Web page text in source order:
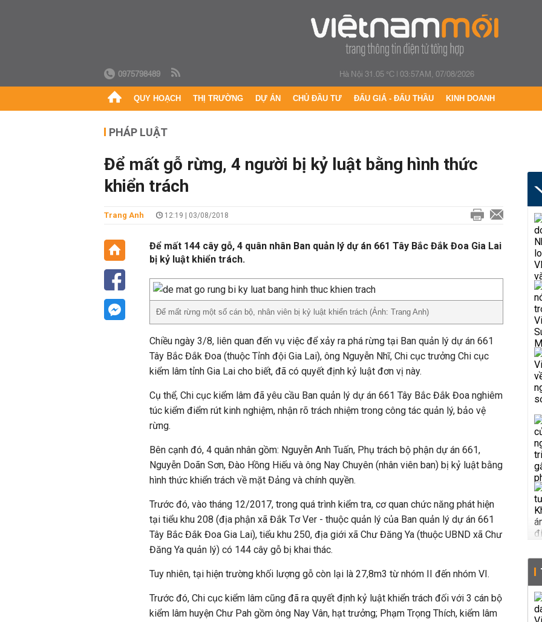
0975798489 Hà Nội 31.05 °C|03:57AM, 07/08/2026
QUY HOẠCH THỊ TRƯỜNG DỰ ÁN CHỦ ĐẦU TƯ ĐẤU GIÁ - ĐẤU THẦU KINH DOANH
PHÁP LUẬT
Để mất gỗ rừng, 4 người bị kỷ luật bằng hình thức
khiển trách
Trang Anh 12:19 | 03/08/2018
Để mất 144 cây gỗ, 4 quân nhân Ban quản lý dự án 661 Tây Bắc Đắk Đoa Gia Lai
bị kỷ luật khiển trách.
Để mất rừng một số cán bộ, nhân viên bị kỷ luật khiển trách (Ảnh: Trang Anh)
Chiều ngày 3/8, liên quan đến vụ việc để xảy ra phá rừng tại Ban quản lý dự án 661
Tây Bắc Đắk Đoa (thuộc Tỉnh đội Gia Lai), ông Nguyễn Nhĩ, Chi cục trưởng Chi cục
kiểm lâm tỉnh Gia Lai cho biết, đã có quyết định kỷ luật đơn vị này.
Cụ thể, Chi cục kiểm lâm đã yêu cầu Ban quản lý dự án 661 Tây Bắc Đắk Đoa nghiêm
túc kiểm điểm rút kinh nghiệm, nhận rõ trách nhiệm trong công tác quản lý, bảo vệ
rừng.
Bên cạnh đó, 4 quân nhân gồm: Nguyễn Anh Tuấn, Phụ trách bộ phận dự án 661,
Nguyễn Doãn Sơn, Đào Hồng Hiếu và ông Nay Chuyên (nhân viên ban) bị kỷ luật bằng
hình thức khiển trách về mặt Đảng và chính quyền.
Trước đó, vào tháng 12/2017, trong quá trình kiểm tra, cơ quan chức năng phát hiện
tại tiểu khu 208 (địa phận xã Đắk Tơ Ver - thuộc quản lý của Ban quản lý dự án 661
Tây Bắc Đắk Đoa Gia Lai), tiểu khu 250, địa giới xã Chư Đăng Ya (thuộc UBND xã Chư
Đăng Ya quản lý) có 144 cây gỗ bị khai thác.
Tuy nhiên, tại hiện trường khối lượng gỗ còn lại là 27,8m3 từ nhóm II đến nhóm VI.
Trước đó, Chi cục kiểm lâm cũng đã ra quyết định kỷ luật khiển trách đối với 3 cán bộ
kiểm lâm huyện Chư Pah gồm ông Nay Vân, hạt trưởng; Phạm Trọng Thích, kiểm lâm